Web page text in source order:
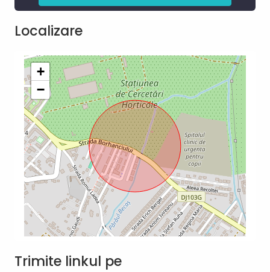
Localizare
+
−
Trimite linkul pe